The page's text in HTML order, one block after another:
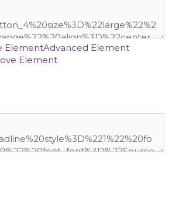
ElementAdvanced Element
Element
87 reais